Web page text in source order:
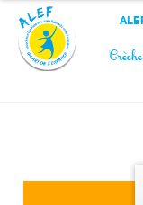
Panneau de gestion des